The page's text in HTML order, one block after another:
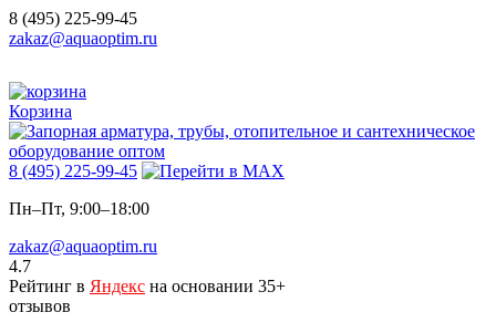
8 (495) 225-99-45
zakaz@aquaoptim.ru
Корзина
8 (495) 225-99-45
Пн–Пт, 9:00–18:00
zakaz@aquaoptim.ru
4.7
Рейтинг в Яндекс на основании 35+
отзывов